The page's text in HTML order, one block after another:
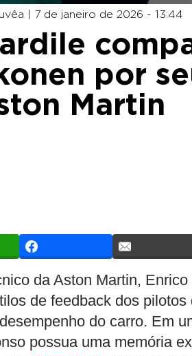
| 7 de janeiro de 2026 - 13:44
por
Martin
da Aston Martin,
de feedback dos
do carro. Em
possua uma memória